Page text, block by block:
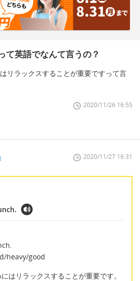
て英語でなんて言うの？
リラックスすることが重要ですって言
2020/11/26 16:55
2020/11/27 16:31
heavy/good
はリラックスすることが重要です。